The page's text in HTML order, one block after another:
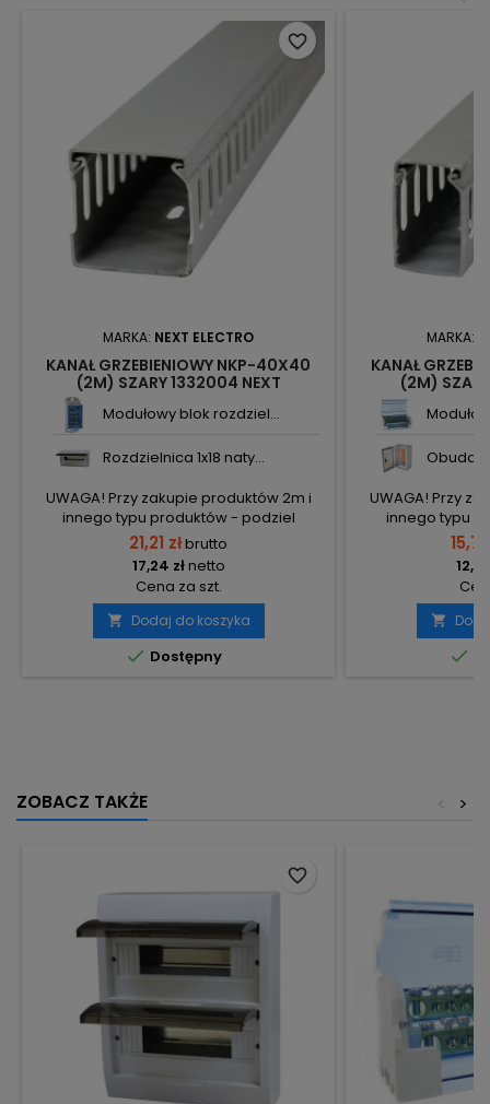
MARKA: NEXT ELECTRO
KANAŁ GRZEBIENIOWY NKP-40X40
(2M) SZARY 1332004 NEXT
Modułowy blok rozdziel...
Rozdzielnica 1x18 naty...
UWAGA! Przy zakupie produktów 2m i
innego typu produktów - podziel
zamówienia na 2 osobne, aby uniknąć
wysokiego kosztu transportu! Zamów
osobno produkty 2m i osobno inne
elementy.
21,21 złbrutto
17,24 złnetto
Cena za szt.
 Dodaj do koszyka
 Dostępny
favorite_border
MARKA:
KANAŁ
(2M)
UWAGA! Przy
innego typu
zamówienia na
wysokiego
osobno


ZOBACZ TAKŻE >
<
favorite_border